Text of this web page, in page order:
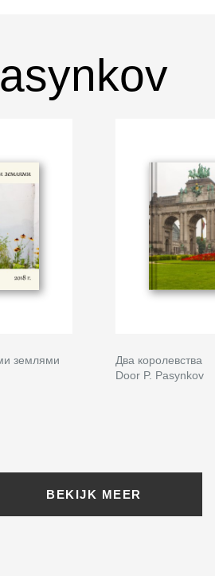
землями
Два королевства
Door P. Pasynkov
BEKIJK MEER